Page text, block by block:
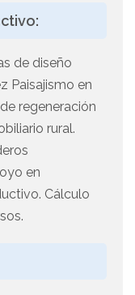
de diseño
Paisajismo en
regeneración
rural.
en
Cálculo